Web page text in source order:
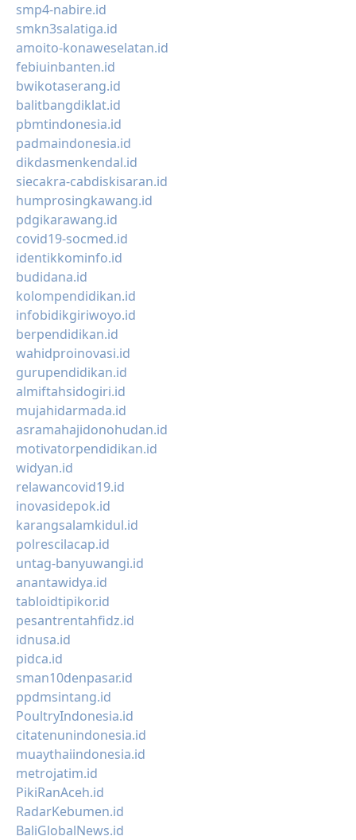
smp4-nabire.id
smkn3salatiga.id
amoito-konaweselatan.id
febiuinbanten.id
bwikotaserang.id
balitbangdiklat.id
pbmtindonesia.id
padmaindonesia.id
dikdasmenkendal.id
siecakra-cabdiskisaran.id
humprosingkawang.id
pdgikarawang.id
covid19-socmed.id
identikkominfo.id
budidana.id
kolompendidikan.id
infobidikgiriwoyo.id
berpendidikan.id
wahidproinovasi.id
gurupendidikan.id
almiftahsidogiri.id
mujahidarmada.id
asramahajidonohudan.id
motivatorpendidikan.id
widyan.id
relawancovid19.id
inovasidepok.id
karangsalamkidul.id
polrescilacap.id
untag-banyuwangi.id
anantawidya.id
tabloidtipikor.id
pesantrentahfidz.id
idnusa.id
pidca.id
sman10denpasar.id
ppdmsintang.id
PoultryIndonesia.id
citatenunindonesia.id
muaythaiindonesia.id
metrojatim.id
PikiRanAceh.id
RadarKebumen.id
BaliGlobalNews.id